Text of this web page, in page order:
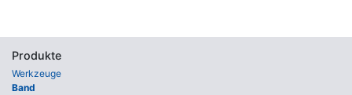
Produkte
Werkzeuge
Band